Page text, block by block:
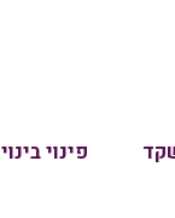
פינוי בינוי